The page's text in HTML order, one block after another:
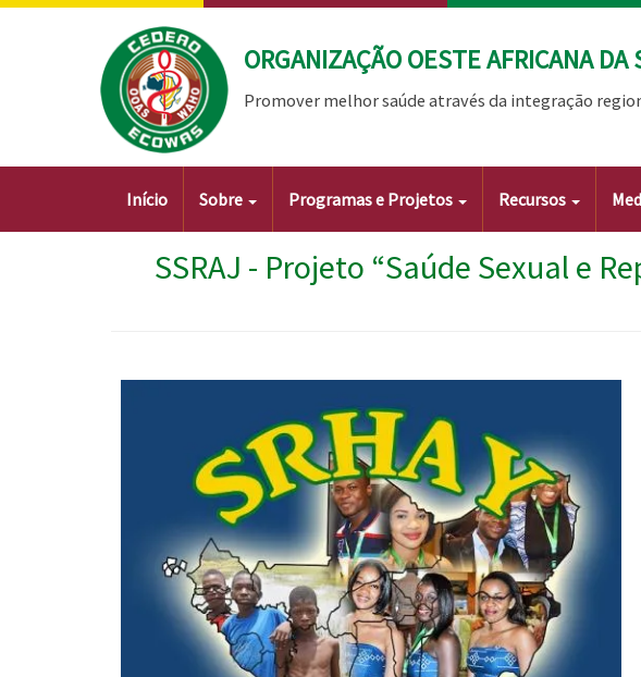
Passar
ORGANIZAÇÃO OESTE AFRICANA DA
Promover melhor saúde através da integração
Main
Início Sobre Programas e Projetos Recursos
SSRAJ - Projeto “Saúde Sexual e